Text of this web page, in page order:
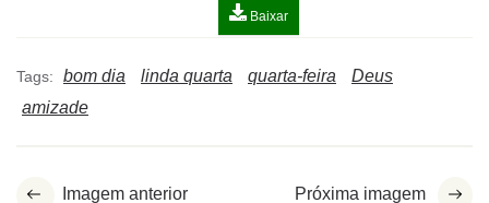
Baixar
Tags: bom dia linda quarta quarta-feira
Deus
amizade
Imagem anterior Próxima imagem